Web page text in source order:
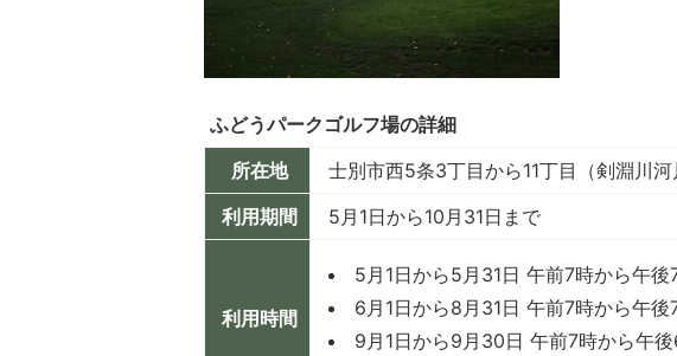
ふどうパークゴルフ場の詳細
所在地
士別市西5条3丁目から11丁目（剣淵川河
利用期間
5月1日から10月31日まで
利用時間
5月1日から5月31日 午前7時から午
6月1日から8月31日 午前7時から午
9月1日から9月30日 午前7時から午